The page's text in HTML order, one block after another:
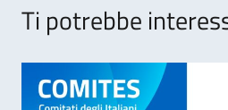
Ti potrebbe